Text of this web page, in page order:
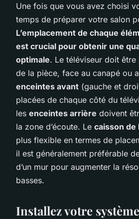
Une fois que vous avez choisi
temps de préparer votre salon
L’emplacement de chaque
est crucial pour obtenir une
optimale. Le téléviseur doit
de la pièce, face au canapé ou
enceintes avant (gauche et
placées de chaque côté du
les enceintes arrière doivent
la zone d’écoute. Le caisson de
plus flexible en termes de
il est généralement préférable
d’un mur pour augmenter la
basses.
Installez votre